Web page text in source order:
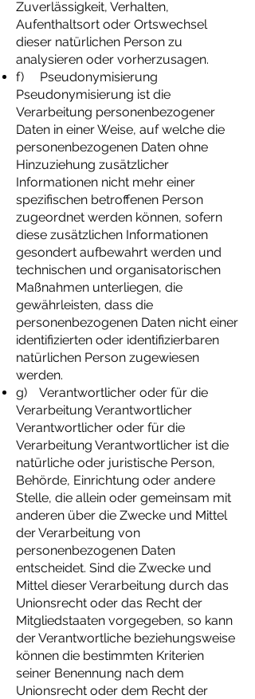
Zuverlässigkeit, Verhalten,
Aufenthaltsort oder Ortswechsel
dieser natürlichen Person zu
analysieren oder vorherzusagen.
f) Pseudonymisierung
Pseudonymisierung ist die
Verarbeitung personenbezogener
Daten in einer Weise, auf welche die
personenbezogenen Daten ohne
Hinzuziehung zusätzlicher
Informationen nicht mehr einer
spezifischen betroffenen Person
zugeordnet werden können, sofern
diese zusätzlichen Informationen
gesondert aufbewahrt werden und
technischen und organisatorischen
Maßnahmen unterliegen, die
gewährleisten, dass die
personenbezogenen Daten nicht einer
identifizierten oder identifizierbaren
natürlichen Person zugewiesen
werden.
g) Verantwortlicher oder für die
Verarbeitung Verantwortlicher
Verantwortlicher oder für die
Verarbeitung Verantwortlicher ist die
natürliche oder juristische Person,
Behörde, Einrichtung oder andere
Stelle, die allein oder gemeinsam mit
anderen über die Zwecke und Mittel
der Verarbeitung von
personenbezogenen Daten
entscheidet. Sind die Zwecke und
Mittel dieser Verarbeitung durch das
Unionsrecht oder das Recht der
Mitgliedstaaten vorgegeben, so kann
der Verantwortliche beziehungsweise
können die bestimmten Kriterien
seiner Benennung nach dem
Unionsrecht oder dem Recht der